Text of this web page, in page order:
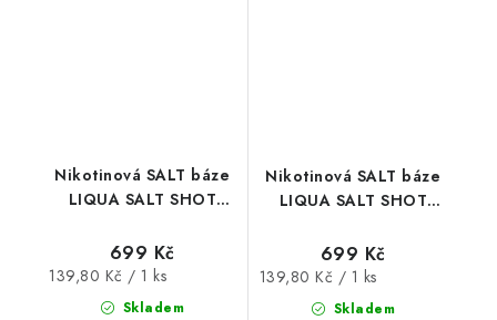
Nikotinová SALT báze
LIQUA SALT SHOT
/ 10mg
Skladem
699 Kč
Měrná
139,80 Kč / 1 ks
Nikotinová SALT báze
LIQUA SALT SHOT
/ 5mg
Skladem
699 Kč
Měrná
139,80 Kč / 1 ks